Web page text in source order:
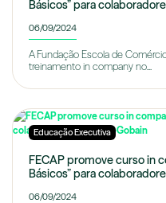
Básicos” para
06/09/2024
A Fundação Escola de
treinamento in company no...
Educação Executiva
FECAP promove curso in
Básicos” para
06/09/2024